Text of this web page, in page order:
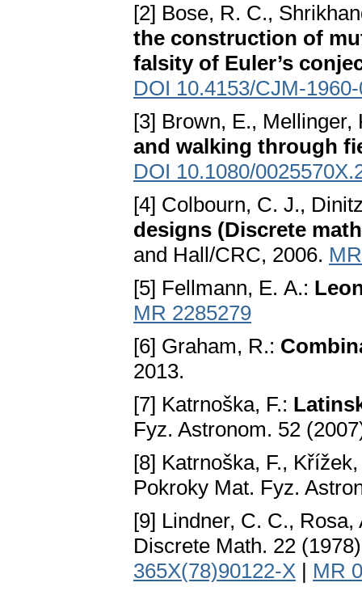
[2] Bose, R. C.,
the construction of
falsity of Euler’s
DOI 10.4153/CJM-
[3] Brown, E.,
and walking through
DOI 10.1080/
[4] Colbourn, C. J.,
designs (Discrete
and Hall/CRC, 2006.
[5] Fellmann, E. A.:
MR 2285279
[6] Graham, R.:
2013.
[7] Katrnoška, F.:
Fyz. Astronom. 52
[8] Katrnoška, F.,
Pokroky Mat. Fyz.
[9] Lindner, C. C.,
Discrete Math. 22
365X(78)90122-X | MR